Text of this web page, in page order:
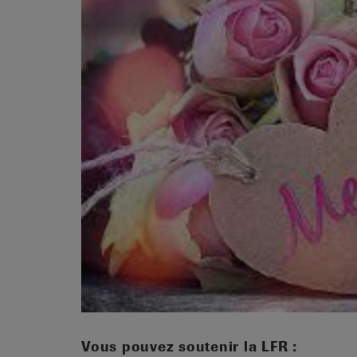
Vous pouvez soutenir la LFR :